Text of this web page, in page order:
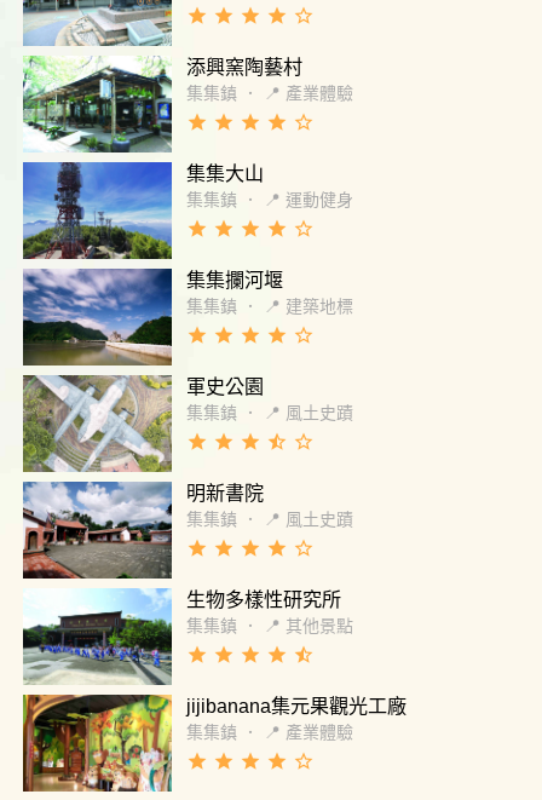
grade grade grade grade star_border
添興窯陶藝村
集集鎮 ． 📍 產業體驗
grade grade grade grade star_border
集集大山
集集鎮 ． 📍 運動健身
grade grade grade grade star_border
集集攔河堰
集集鎮 ． 📍 建築地標
grade grade grade grade star_border
軍史公園
集集鎮 ． 📍 風土史蹟
grade grade grade star_half star_border
明新書院
集集鎮 ． 📍 風土史蹟
grade grade grade grade star_border
生物多樣性研究所
集集鎮 ． 📍 其他景點
grade grade grade grade star_half
jijibanana集元果觀光工廠
集集鎮 ． 📍 產業體驗
grade grade grade grade star_border